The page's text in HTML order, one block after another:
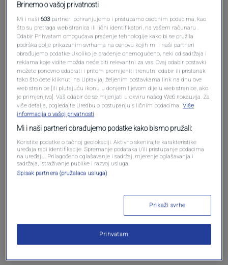
Oglas
Oglas
NAJČITANIJE
Brinemo o vašoj privatnosti
Mi i naši603 partneri pohranjujemo i pristupamo osobnim podacima, kao
što su pretraga web stranica ili lični identifikatori, na vašem računaru .
Odabir Prihvatam omogućava praćenje tehnologije kako bi se pružila
podrška dolje prikazanim svrhama na osnovu kojih mi i naši partneri
obrađujemo podatke Ukoliko je praćenje onemogućeno, neki od sadržaja i
reklama koje vidite možda neće biti relevantni za vas. Ovaj odabir postavki
možete ponovno odabrati i pritom promijeniti trenutni odabir ili pristanak
tako što ćete kliknuti na Upravljaj željenim postavkama link na dnu ove
web stranice [ili plutajuću ikonu u donjem lijevom dijelu web stranice, ako
je primjenjivo]. Vaš odabir će se mijenjati u okviru našeg Wеб локација. Za
više detalja, pogledajte Uredbu o postupanju s ličnim podacima. Više
informacija o vašoj privatnosti
Mi i naši partneri obrađujemo podatke kako bismo pružali:
Koristite podatke o tačnoj geolokaciji. Aktivno skenirajte karakteristike
uređaja radi identifikacije. Spremanje podataka i/ili pristupanje podacima
na uređaju. Prilagođeno oglašavanje i sadržaj, mjerenje oglašavanja i
sadržaja, istraživanje publike i razvoj usluga.
Spisak partnera (pružalaca usluga)
Prikaži svrhe
Prihvatam